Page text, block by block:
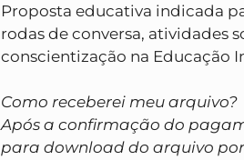
Proposta educativa indicada
rodas de conversa, atividades
conscientização na Educação
Como receberei meu arquivo?
Após a confirmação do
para download do arquivo por